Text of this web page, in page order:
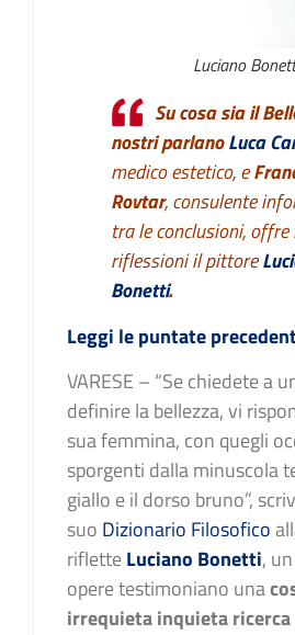
Luciano
Su cosa sia il
nostri parlanoLuca
medico estetico, e
Rovtar, consulente
tra le conclusioni, offre
riflessioni il pittore
Bonetti.
Leggi le puntate
VARESE – “Se chiedete a
definire la bellezza, vi
sua femmina, con quegli
sporgenti dalla minuscola
giallo e il dorso bruno”,
suo Dizionario Filosofico
rifletteLuciano Bonetti,
opere testimoniano una
irrequieta inquieta